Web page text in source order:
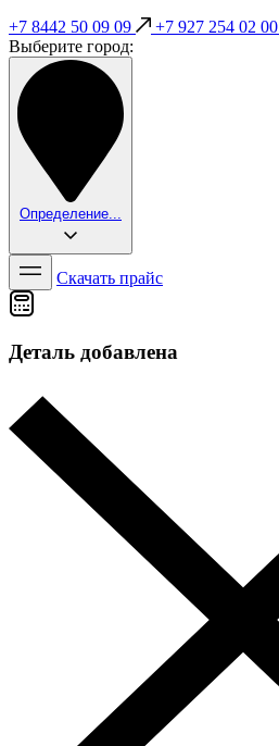
+7 8442 50 09 09
+7 927 254 02 00
Выберите город:
Определение...
Скачать прайс
Деталь добавлена